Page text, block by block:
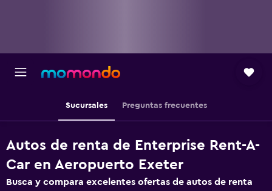
Sucursales Preguntas frecuentes
Autos de renta de Enterprise Rent-A-
Car en Aeropuerto Exeter
Busca y compara excelentes ofertas de autos de renta